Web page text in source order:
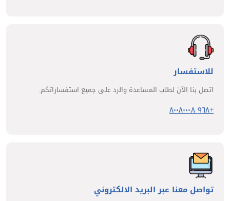
للاستفسار
اتصل بنا الآن لطلب المساعدة والرد على جميع استفساراتكم.
+٩٦٨ ٨٠٠٨٠٠٠٨
تواصل معنا عبر البريد الالكتروني